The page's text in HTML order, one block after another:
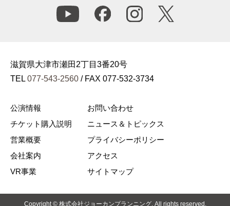
滋賀県大津市瀬田2丁目3番20号
TEL 077-543-2560 / FAX 077-532-3734
公演情報
チケット購入説明
営業概要
会社案内
VR事業
お問い合わせ
ニュース＆トピックス
プライバシーポリシー
アクセス
サイトマップ
Copyright © 株式会社ジョーカンプランニング. All rights reserved.